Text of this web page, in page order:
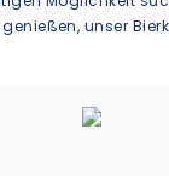
unser